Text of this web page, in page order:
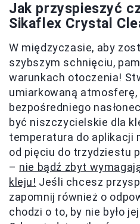
Jak przyspieszyć
Sikaflex Crystal
W międzyczasie, aby
szybszym schnięciu,
warunkach otoczenia!
umiarkowaną
bezpośredniego
być niszczycielskie dla
temperatura do aplikacji
od pięciu do trzydziestu
– nie bądź zbyt
kleju! Jeśli chcesz
zapomnij również o
chodzi o to, by nie było